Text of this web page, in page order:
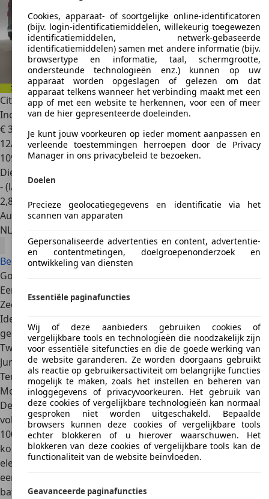
Citroen Spacetourer 1.5 BlueHDi L3H1 | MARGE | 9 Zits |
Incl. BPM | Ai
€ 30.900
12/2020
109.719 km
Diesel
- (l/100 km)
2,8
Autobedrijf
NL 9502 EC
Bekijk alle Citroën ë-SpaceTourer aanbiedingen
Goede redenen
Een van de elektrische auto’s met de meeste zitplaatsen
Zeer praktisch, ook qua bagageruimte
Ideaal voor comfortabel personenvervoer in stedelijk
gebied
Twee lengteversies en eventueel ook als voordeliger e-
Jumpy Combi
Technische gegevens
Motorisatie
De Citroën ë-SpaceTourer is uitsluitend leverbaar met
volledig elektrische aandrijving. De elektromotor isaltijd
100 kW (136 pk) sterken drijft de voorwielen aan. Het
koppel bedraagt altijd 260 Nm. Vanwege de volledig
elektrische aandrijving is de ë-SpaceTourer voorzien van
een automatische transmissie. Wel is er
batterijpakketten. Standaard is een 50 kWh batterijpakket
Cookies, apparaat- of soortgelijke online-identificatoren
(bijv. login-identificatiemiddelen, willekeurig toegewezen
identificatiemiddelen, netwerk-gebaseerde
identificatiemiddelen) samen met andere informatie (bijv.
browsertype en informatie, taal, schermgrootte,
ondersteunde technologieën enz.) kunnen op uw
apparaat worden opgeslagen of gelezen om dat
apparaat telkens wanneer het verbinding maakt met een
app of met een website te herkennen, voor een of meer
van de hier gepresenteerde doeleinden.
Je kunt jouw voorkeuren op ieder moment aanpassen en
verleende toestemmingen herroepen door de Privacy
Manager in ons privacybeleid te bezoeken.
Doelen
Precieze geolocatiegegevens en identificatie via het
scannen van apparaten
Gepersonaliseerde advertenties en content, advertentie-
en contentmetingen, doelgroepenonderzoek en
ontwikkeling van diensten
Essentiële paginafuncties
Wij of deze aanbieders gebruiken cookies of
vergelijkbare tools en technologieën die noodzakelijk zijn
voor essentiële sitefuncties en die de goede werking van
de website garanderen. Ze worden doorgaans gebruikt
als reactie op gebruikersactiviteit om belangrijke functies
mogelijk te maken, zoals het instellen en beheren van
inloggegevens of privacyvoorkeuren. Het gebruik van
deze cookies of vergelijkbare technologieën kan normaal
gesproken niet worden uitgeschakeld. Bepaalde
browsers kunnen deze cookies of vergelijkbare tools
echter blokkeren of u hierover waarschuwen. Het
blokkeren van deze cookies of vergelijkbare tools kan de
functionaliteit van de website beïnvloeden.
Geavanceerde paginafuncties